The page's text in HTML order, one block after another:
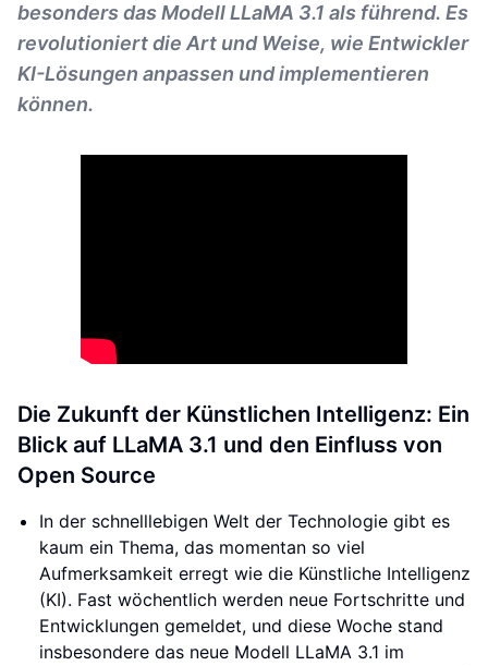
besonders das Modell LLaMA 3.1 als führend. Es
revolutioniert die Art und Weise, wie Entwickler
KI-Lösungen anpassen und implementieren
können.
Die Zukunft der Künstlichen Intelligenz: Ein
Blick auf LLaMA 3.1 und den Einfluss von
Open Source
In der schnelllebigen Welt der Technologie gibt es
kaum ein Thema, das momentan so viel
Aufmerksamkeit erregt wie die Künstliche Intelligenz
(KI). Fast wöchentlich werden neue Fortschritte und
Entwicklungen gemeldet, und diese Woche stand
insbesondere das neue Modell LLaMA 3.1 im